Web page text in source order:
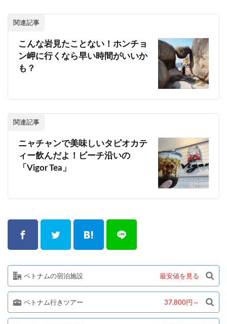
関連記事
こんな岩見たことない！ホンチョ
ン岬に行くなら早い時間がいいか
も？
関連記事
ニャチャンで美味しいタピオカテ
ィー飲んだよ！ビーチ沿いの
「Vigor Tea」
ベトナムの宿泊施設 最安値を見る
ベトナム行きツアー 37,800円～